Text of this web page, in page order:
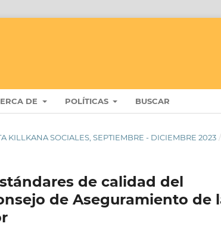
DE POLÍTICAS BUSCAR
KILLKANA SOCIALES, SEPTIEMBRE - DICIEMBRE 2023 /
de calidad del
de Aseguramiento de